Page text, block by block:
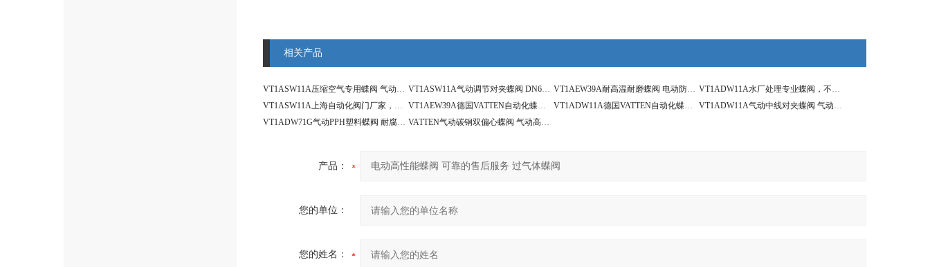
相关产品
VT1ASW11A压缩空气专用蝶阀 气动控制蝶阀 带手动操作 VT1ASW11A气动调节对夹蝶阀 DN600 控制流量蝶阀 VT1AEW39A耐高温耐磨蝶阀 电动防爆蒸汽蝶阀
VT1ADW11A水厂处理专业蝶阀，不锈钢衬胶对夹蝶阀
VT1ASW11A上海自动化阀门厂家，气动对夹蝶阀
VT1AEW39A德国VATTEN自动化蝶阀系列 电动高性能蝶阀 VT1ADW11A德国VATTEN自动化蝶阀系列 气动LT支耳蝶阀
VT1ADW11A气动中线对夹蝶阀 气动电磁排气蝶阀
VT1ADW71G气动PPH塑料蝶阀 耐腐蚀双作用气动蝶阀
VATTEN气动碳钢双偏心蝶阀 气动高性能碳钢蝶阀
产品：
您的单位：
您的姓名：